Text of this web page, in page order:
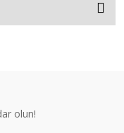
olun!